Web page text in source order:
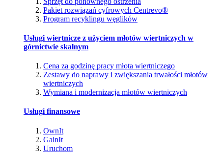
Pakiet rozwiązań cyfrowych Centrevo®
Program recyklingu węglików
Usługi wiertnicze z użyciem młotów wiertniczych w
górnictwie skalnym
Cena za godzinę pracy młota wiertniczego
Zestawy do naprawy i zwiększania trwałości młotów
wiertniczych
Wymiana i modernizacja młotów wiertniczych
Usługi finansowe
OwnIt
GainIt
Uruchom